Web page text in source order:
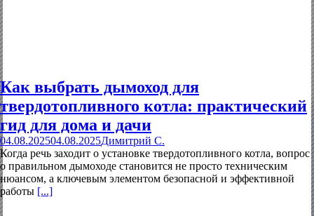
Как выбрать дымоход для
твердотопливного котла: практический
гид для дома и дачи
04.08.202504.08.2025Димитрий С.
Когда речь заходит о установке твердотопливного котла, вопрос
о правильном дымоходе становится не просто техническим
нюансом, а ключевым элементом безопасной и эффективной
работы [...]